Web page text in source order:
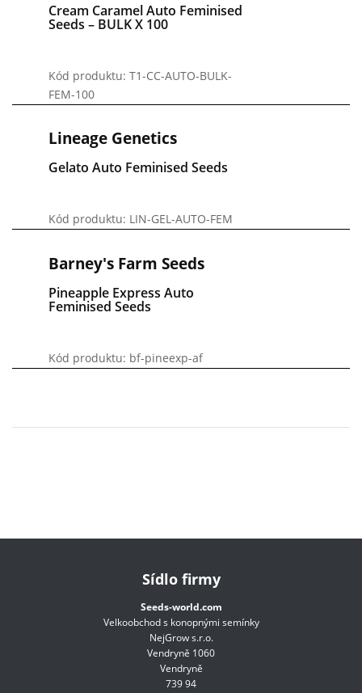
Cream Caramel Auto Feminised
Seeds – BULK X 100
Kód produktu: T1-CC-AUTO-BULK-
FEM-100
Lineage Genetics
Gelato Auto Feminised Seeds
Kód produktu: LIN-GEL-AUTO-FEM
Barney's Farm Seeds
Pineapple Express Auto
Feminised Seeds
Kód produktu: bf-pineexp-af
Sídlo firmy
Seeds-world.com
Velkoobchod s konopnými semínky
NejGrow s.r.o.
Vendryně 1060
Vendryně
739 94